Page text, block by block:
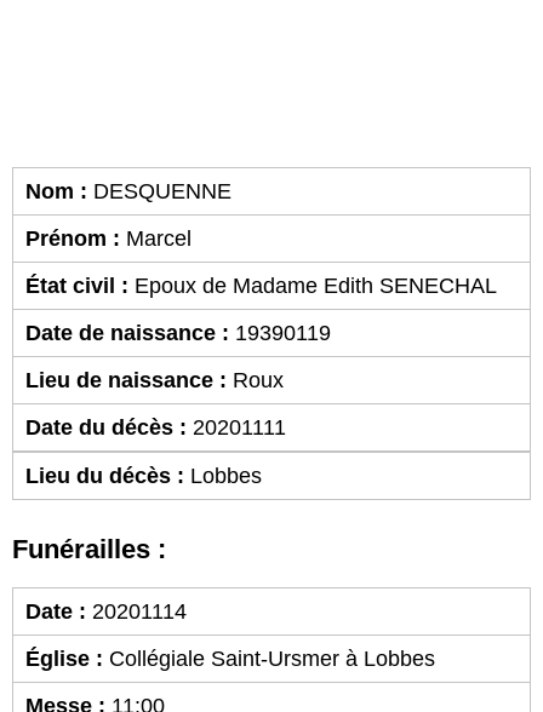
Nom : DESQUENNE
Prénom : Marcel
État civil : Epoux de Madame Edith SENECHAL
Date de naissance : 19390119
Lieu de naissance : Roux
Date du décès : 20201111
Lieu du décès : Lobbes
Funérailles :
Date : 20201114
Église : Collégiale Saint-Ursmer à Lobbes
Messe : 11:00